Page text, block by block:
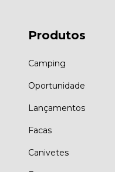
Produtos
Camping
Oportunidade
Lançamentos
Facas
Canivetes